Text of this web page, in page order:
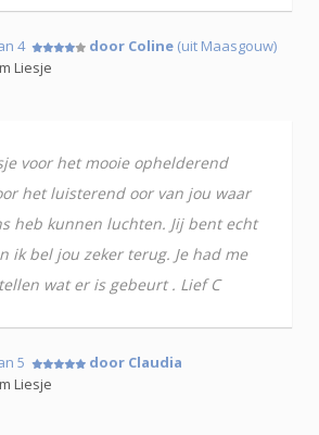
4 door Coline (uit Maasgouw)
Liesje
voor het mooie ophelderend
het luisterend oor van jou waar
heb kunnen luchten. Jij bent echt
ik bel jou zeker terug. Je had me
wat er is gebeurt . Lief C
5
door Claudia
Liesje